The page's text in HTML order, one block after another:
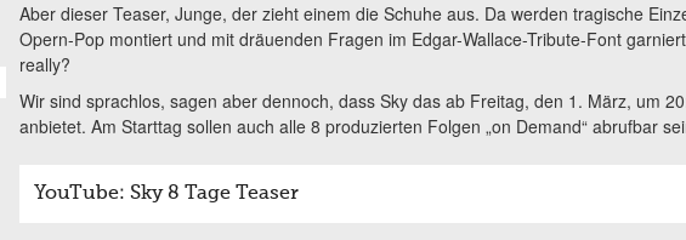
Aber dieser Teaser, Junge, der zieht einem die Schuhe aus. Da werden tragische
Opern-Pop montiert und mit dräuenden Fragen im Edgar-Wallace-Tribute-Font
really?
Wir sind sprachlos, sagen aber dennoch, dass Sky das ab Freitag, den 1. März, um
anbietet. Am Starttag sollen auch alle 8 produzierten Folgen „on Demand“ abrufbar
YouTube: Sky 8 Tage Teaser